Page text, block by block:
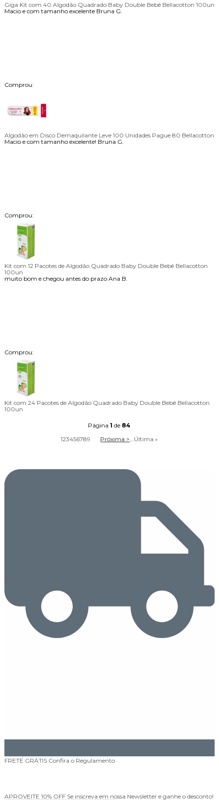
Giga Kit com 40 Algodão Quadrado Baby Double Bebê Bellacotton 100un
Macio e com tamanho excelente Bruna G.
Comprou:
Algodão em Disco Demaquilante Leve 100 Unidades Pague 80 Bellacotton
Macio e com tamanho excelente! Bruna G.
Comprou:
Kit com 12 Pacotes de Algodão Quadrado Baby Double Bebê Bellacotton
100un
muito bom e chegou antes do prazo Ana B.
Comprou:
Kit com 24 Pacotes de Algodão Quadrado Baby Double Bebê Bellacotton
100un
Página1 de 84
123456789 Próxima >...Última »
FRETE GRÁTIS Confira o Regulamento
APROVEITE 10% OFF Se inscreva em nossa Newsletter e ganhe o desconto!